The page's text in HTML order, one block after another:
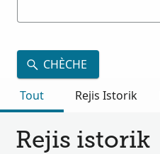
CHÈCHE
Tout
Rejis Istorik
Rejis istorik